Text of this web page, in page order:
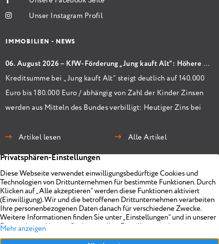
Unser Instagram Profil
IMMOBILIEN - NEWS
06. August 2026 – KfW-Förderung „Jung kauft Alt“: Höhere Kredite ab August 2026
Kreditsumme bei „Jung kauft Alt“ steigt deutlich auf 140.000
Euro bis 180.000 Euro / abhängig von Zahl der Kinder Zinsen
werden aus Mitteln des Bundes verbilligt: Heutiger Zins bei
Zinsbindung Antragstellende verpflichten sich zu
energetischer Sanierung binnen 54 Monaten nach
Artikel lesen Alle Artikel
Immobilien
Unternehmen
Projekte
Planen
Vermarkten